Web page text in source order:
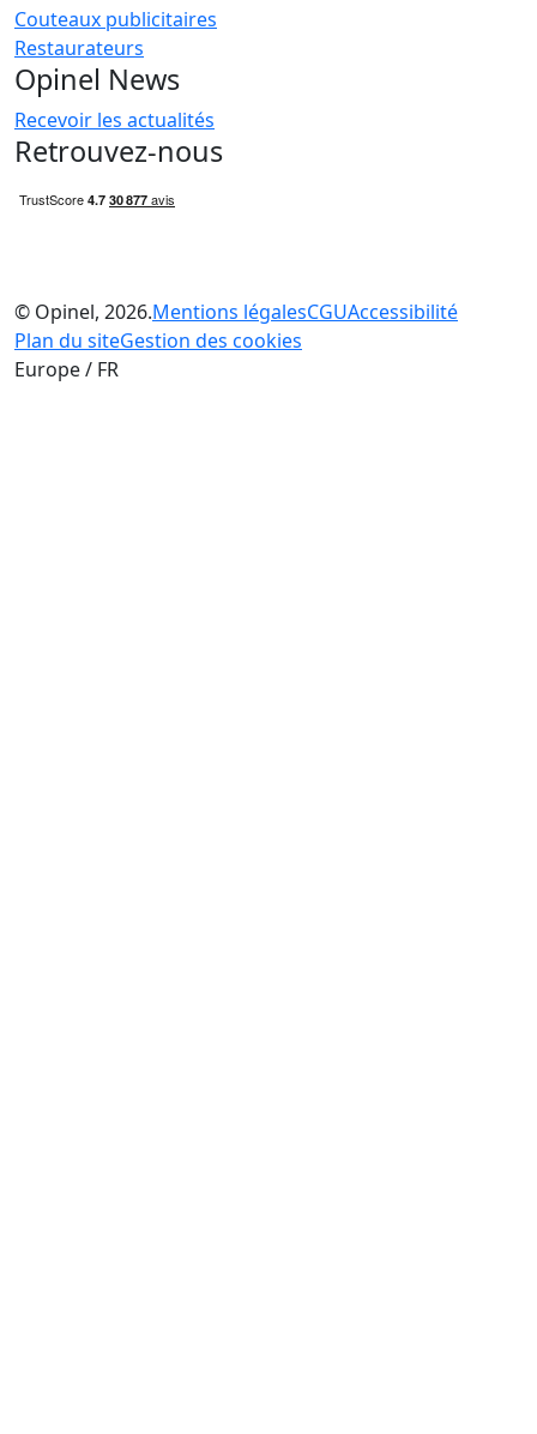
Couteaux publicitaires
Restaurateurs
Opinel News
Recevoir les actualités
Retrouvez-nous
© Opinel, 2026.Mentions légalesCGUAccessibilité
Plan du siteGestion des cookies
Europe / FR